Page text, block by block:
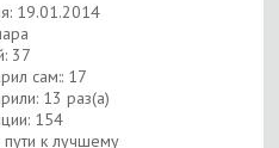
19.01.2014
37
сам:: 17
13 раз(а)
154